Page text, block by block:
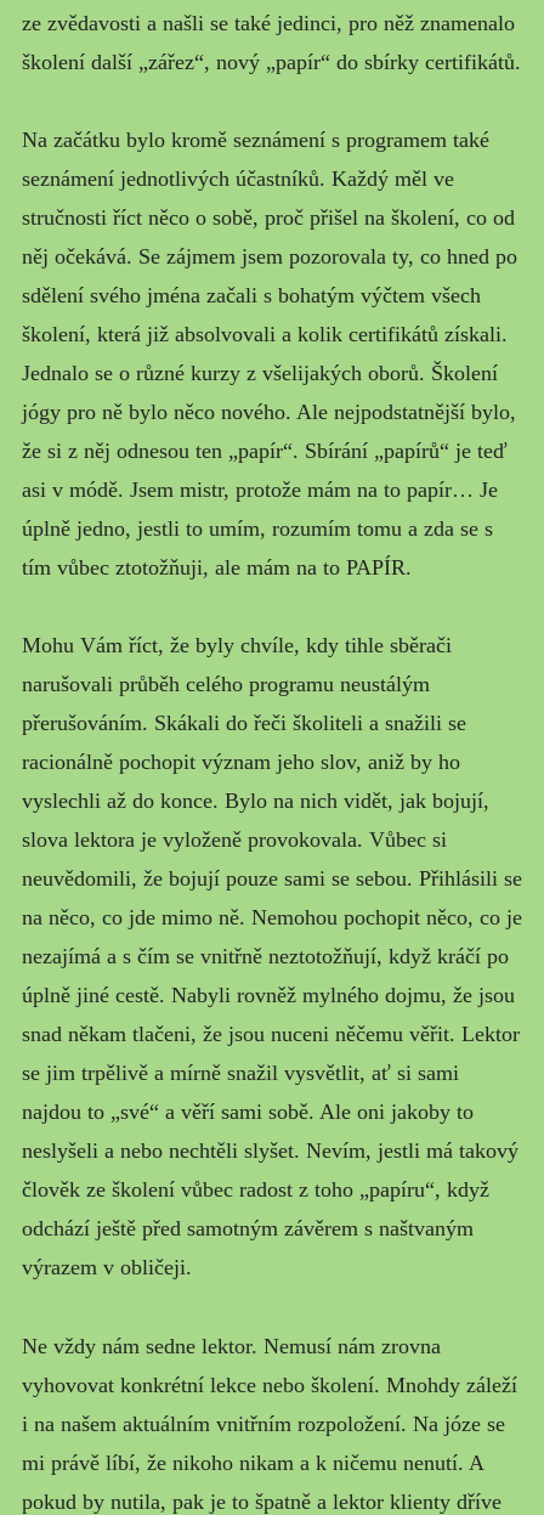
ze zvědavosti a našli se také jedinci, pro něž znamenalo
školení další „zářez“, nový „papír“ do sbírky certifikátů.
Na začátku bylo kromě seznámení s programem také
seznámení jednotlivých účastníků. Každý měl ve
stručnosti říct něco o sobě, proč přišel na školení, co od
něj očekává. Se zájmem jsem pozorovala ty, co hned po
sdělení svého jména začali s bohatým výčtem všech
školení, která již absolvovali a kolik certifikátů získali.
Jednalo se o různé kurzy z všelijakých oborů. Školení
jógy pro ně bylo něco nového. Ale nejpodstatnější bylo,
že si z něj odnesou ten „papír“. Sbírání „papírů“ je teď
asi v módě. Jsem mistr, protože mám na to papír… Je
úplně jedno, jestli to umím, rozumím tomu a zda se s
tím vůbec ztotožňuji, ale mám na to PAPÍR.
Mohu Vám říct, že byly chvíle, kdy tihle sběrači
narušovali průběh celého programu neustálým
přerušováním. Skákali do řeči školiteli a snažili se
racionálně pochopit význam jeho slov, aniž by ho
vyslechli až do konce. Bylo na nich vidět, jak bojují,
slova lektora je vyloženě provokovala. Vůbec si
neuvědomili, že bojují pouze sami se sebou. Přihlásili se
na něco, co jde mimo ně. Nemohou pochopit něco, co je
nezajímá a s čím se vnitřně neztotožňují, když kráčí po
úplně jiné cestě. Nabyli rovněž mylného dojmu, že jsou
snad někam tlačeni, že jsou nuceni něčemu věřit. Lektor
se jim trpělivě a mírně snažil vysvětlit, ať si sami
najdou to „své“ a věří sami sobě. Ale oni jakoby to
neslyšeli a nebo nechtěli slyšet. Nevím, jestli má takový
člověk ze školení vůbec radost z toho „papíru“, když
odchází ještě před samotným závěrem s naštvaným
výrazem v obličeji.
Ne vždy nám sedne lektor. Nemusí nám zrovna
vyhovovat konkrétní lekce nebo školení. Mnohdy záleží
i na našem aktuálním vnitřním rozpoložení. Na józe se
mi právě líbí, že nikoho nikam a k ničemu nenutí. A
pokud by nutila, pak je to špatně a lektor klienty dříve